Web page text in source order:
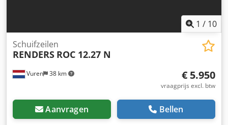
1 / 10
Vuren 38 km
Schuifzeilen
RENDERS ROC 12.27 N
€ 5.950
vraagprijs excl. btw
Aanvragen Bellen